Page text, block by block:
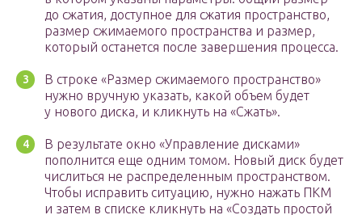
до сжатия, доступное для сжатия пространство,
размер сжимаемого пространства и размер,
который останется после завершения процесса.
В строке «Размер сжимаемого пространство»
нужно вручную указать, какой объем будет
у нового диска, и кликнуть на «Сжать».
В результате окно «Управление дисками»
пополнится еще одним томом. Новый диск будет
числиться не распределенным пространством.
Чтобы исправить ситуацию, нужно нажать ПКМ
и затем в списке кликнуть на «Создать простой